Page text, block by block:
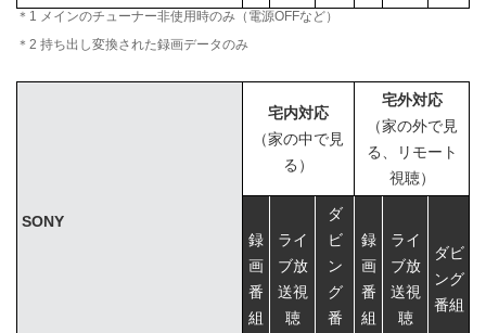
＊1 メインのチューナー非使用時のみ（電源OFFなど）
＊2 持ち出し変換された録画データのみ
SONY
宅内対応
（家の中で見
る）
宅外対応
（家の外で見
る、リモート
視聴）
録
画
番
組
ライ
ブ放
送視
聴
ダ
ビ
ン
グ
番
録
画
番
組
ライ
ブ放
送視
聴
ダビ
ング
番組